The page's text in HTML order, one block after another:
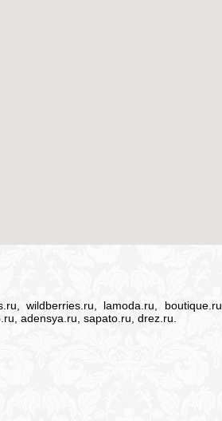
wildberries.ru, lamoda.ru, boutique.ru,
adensya.ru, sapato.ru, drez.ru.